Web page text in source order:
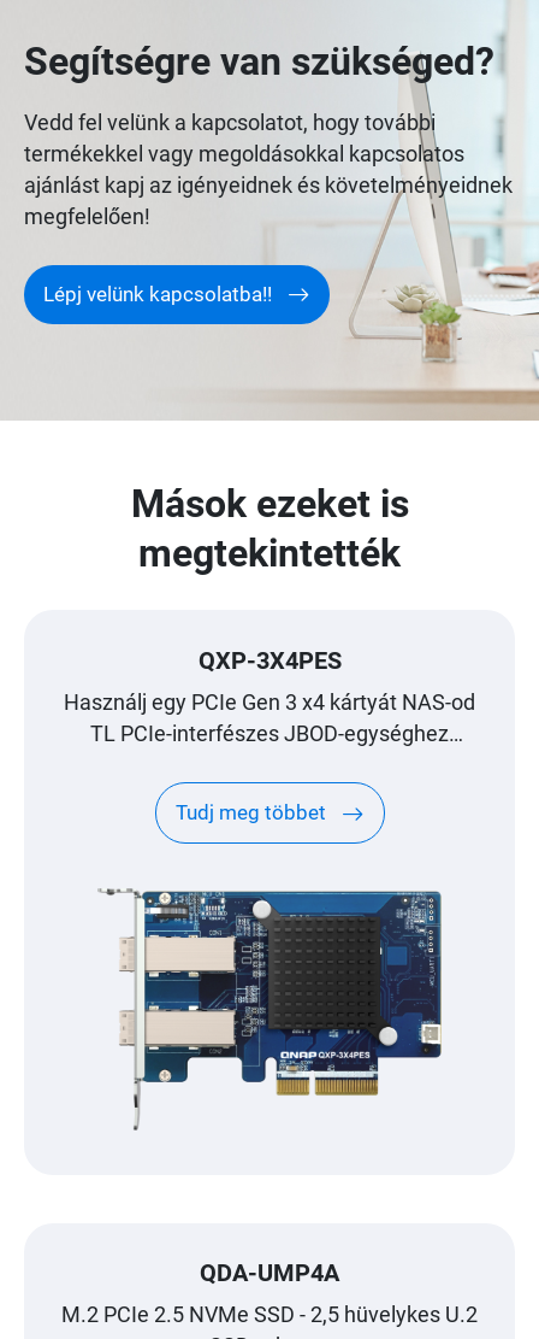
Segítségre van szükséged?
Vedd fel velünk a kapcsolatot, hogy további
termékekkel vagy megoldásokkal kapcsolatos
ajánlást kapj az igényeidnek és követelményeidnek
megfelelően!
Lépj velünk kapcsolatba!!
Mások ezeket is
megtekintették
QXP-3X4PES
Használj egy PCIe Gen 3 x4 kártyát NAS-od
TL PCIe-interfészes JBOD-egységhez
Tudj meg többet
QDA-UMP4A
M.2 PCIe 2.5 NVMe SSD - 2,5 hüvelykes U.2